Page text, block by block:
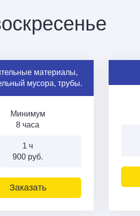
материалы,
мусора, трубы.
Минимум
8 часа
1 ч
900 руб.
Заказать